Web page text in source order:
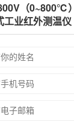
（0~800℃
工业红外测温仪